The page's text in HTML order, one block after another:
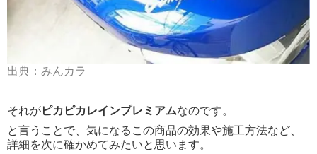
出典： みんカラ
それがピカピカレインプレミアムなのです。
と言うことで、気になるこの商品の効果や施工方法など、
詳細を次に確かめてみたいと思います。